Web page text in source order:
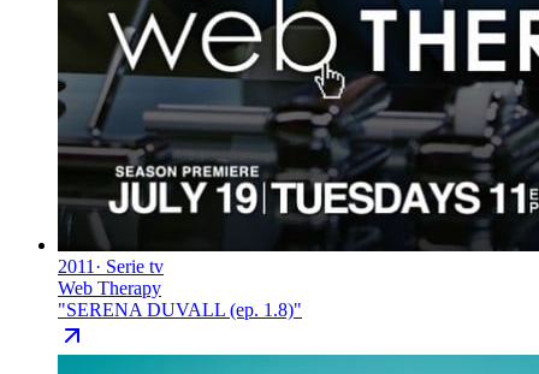
2011 · Serie tv
Web Therapy
"SERENA DUVALL (ep. 1.8)"